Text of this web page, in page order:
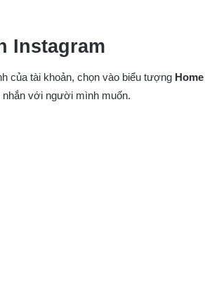
Instagram
của tài khoản, chọn vào biểu tượng Home
nhắn với người mình muốn.